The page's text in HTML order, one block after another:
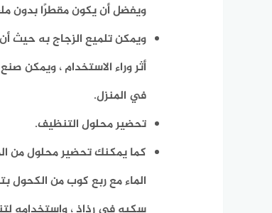
ويفضل أن يكون مقطرًا بدون
ويمكن تلميع الزجاج به حيث
أثر وراء الاستخدام ، ويمكن
في المنزل.
تحضير محلول التنظيف.
كمايمكنك تحضير محلول من